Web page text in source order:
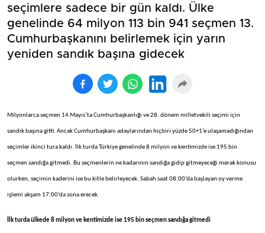
seçimlere sadece bir gün kaldı. Ülke
genelinde 64 milyon 113 bin 941 seçmen 13.
Cumhurbaşkanını belirlemek için yarın
yeniden sandık başına gidecek
Milyonlarca seçmen 14 Mayıs’ta Cumhurbaşkanlığı ve 28. dönem milletvekili seçimi için
sandık başına gitti. Ancak Cumhurbaşkanı adaylarından hiçbiri yüzde 50+1’e ulaşamadığından
seçimler ikinci tura kaldı. İlk turda Türkiye genelinde 8 milyon ve kentimizde ise 195 bin
seçmen sandığa gitmedi. Bu seçmenlerin ne kadarının sandığa gidip gitmeyeceği merak konusu
olurken, seçimin kaderini ise bu kitle belirleyecek. Sabah saat 08:00’da başlayan oy verme
işlemi akşam 17:00’da sona erecek.
İlk turda ülkede 8 milyon ve kentimizde ise 195 bin seçmen sandığa gitmedi